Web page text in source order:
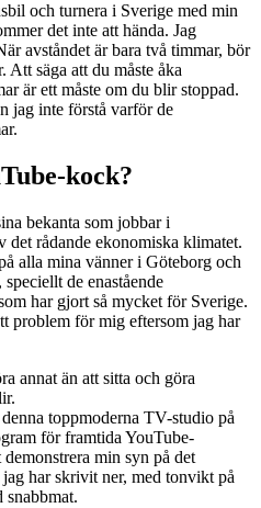
och turnera i Sverige med min
det inte att hända. Jag
avståndet är bara två timmar, bör
Att säga att du måste åka
är ett måste om du blir stoppad.
jag inte förstå varför de
kock?
bekanta som jobbar i
det rådande ekonomiska klimatet.
alla mina vänner i Göteborg och
de enastående
har gjort så mycket för Sverige.
problem för mig eftersom jag har
annat än att sitta och göra
toppmoderna TV-studio på
för framtida YouTube-
min syn på det
har skrivit ner, med tonvikt på
snabbmat.